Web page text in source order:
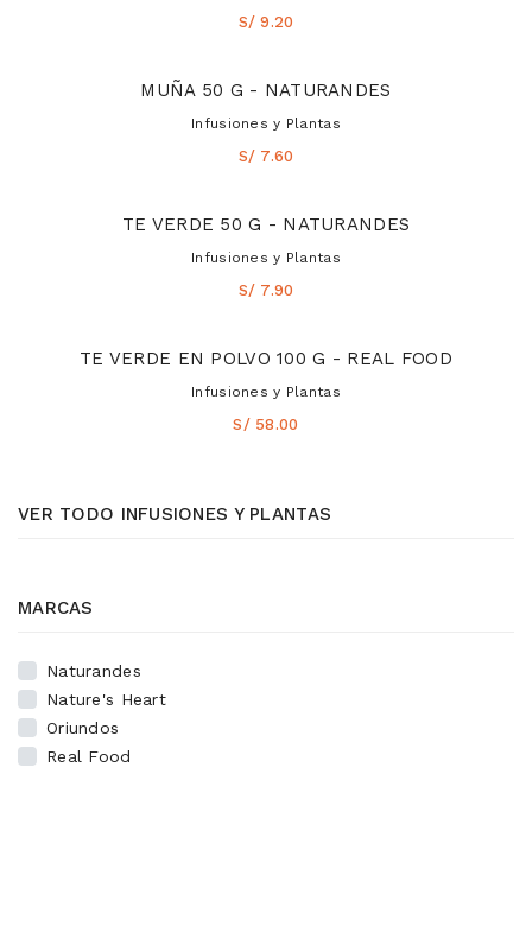
VER TODO INFUSIONES Y PLANTAS
MARCAS
Naturandes
Nature's Heart
Oriundos
Real Food
S/ 9.20
MUÑA 50 G - NATURANDES
Infusiones y Plantas
S/ 7.60
TE VERDE 50 G - NATURANDES
Infusiones y Plantas
S/ 7.90
TE VERDE EN POLVO 100 G - REAL FOOD
Infusiones y Plantas
S/ 58.00